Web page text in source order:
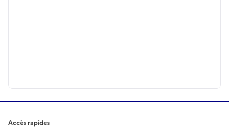
Accès rapides